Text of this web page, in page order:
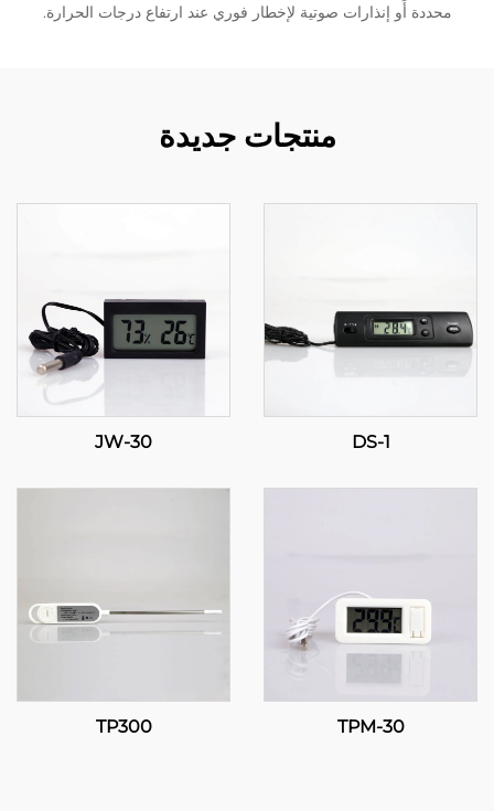
محددة أو إنذارات صوتية لإخطار فوري عند ارتفاع درجات الحرارة.
منتجات جديدة
DS-1
JW-30
TPM-30
TP300